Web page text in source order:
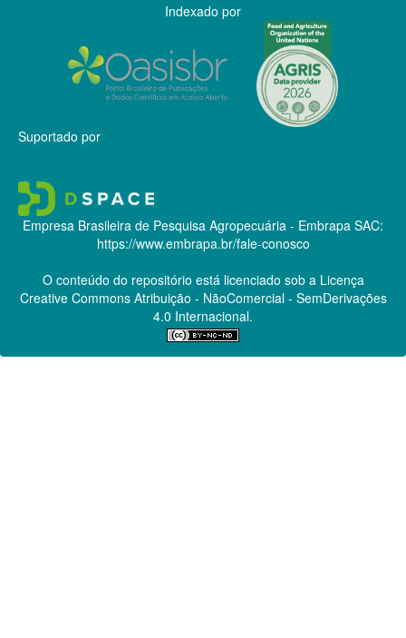
Indexado por
Suportado por
Empresa Brasileira de Pesquisa Agropecuária - Embrapa SAC:
https://www.embrapa.br/fale-conosco
O conteúdo do repositório está licenciado sob a Licença
Creative CommonsAtribuição - NãoComercial - SemDerivações
4.0 Internacional.